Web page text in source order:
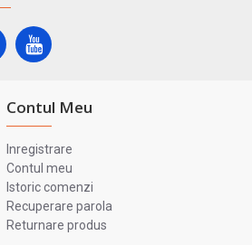
Contul Meu
Inregistrare
Contul meu
Istoric comenzi
Recuperare parola
Returnare produs